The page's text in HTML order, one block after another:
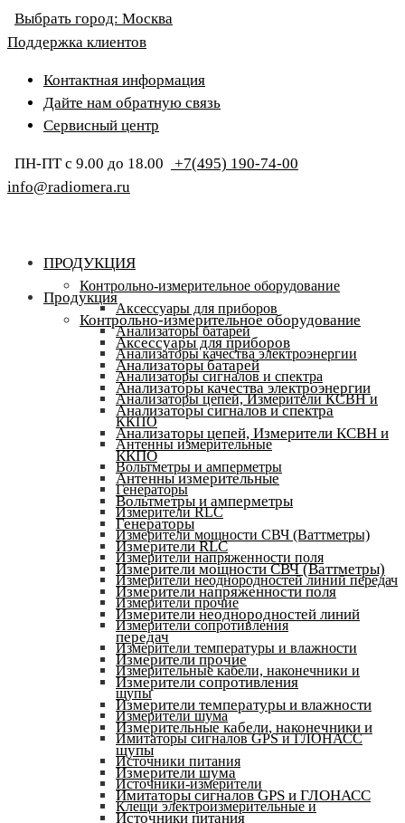
Выбрать город: Москва
Поддержка клиентов
Контактная информация
Дайте нам обратную связь
Сервисный центр
ПН-ПТ с 9.00 до 18.00
+7(495) 190-74-00
info@radiomera.ru
ПРОДУКЦИЯ
Контрольно-измерительное оборудование
Аксессуары для приборов
Анализаторы батарей
Анализаторы качества электроэнергии
Анализаторы сигналов и спектра
Анализаторы цепей, Измерители КСВН и
ККПО
Антенны измерительные
Вольтметры и амперметры
Генераторы
Измерители RLC
Измерители мощности СВЧ (Ваттметры)
Измерители напряженности поля
Измерители неоднородностей линий передач
Измерители прочие
Измерители сопротивления
Измерители температуры и влажности
Измерительные кабели, наконечники и
щупы
Измерители шума
Имитаторы сигналов GPS и ГЛОНАСС
Источники питания
Источники-измерители
Клещи электроизмерительные и
Продукция
Контрольно-измерительное оборудование
Аксессуары для приборов
Анализаторы батарей
Анализаторы качества электроэнергии
Анализаторы сигналов и спектра
Анализаторы цепей, Измерители КСВН и
ККПО
Антенны измерительные
Вольтметры и амперметры
Генераторы
Измерители RLC
Измерители мощности СВЧ (Ваттметры)
Измерители напряженности поля
Измерители неоднородностей линий
передач
Измерители прочие
Измерители сопротивления
Измерители температуры и влажности
Измерительные кабели, наконечники и
щупы
Измерители шума
Имитаторы сигналов GPS и ГЛОНАСС
Источники питания